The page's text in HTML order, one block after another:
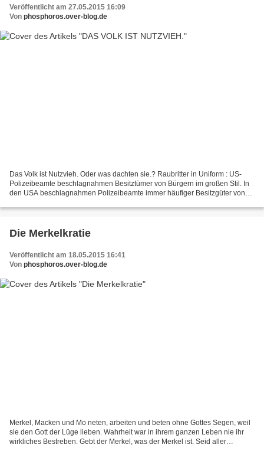
Veröffentlicht am 27.05.2015 16:09
Von phosphoros.over-blog.de
Das Volk ist Nutzvieh. Oder was dachten sie.? Raubritter in Uniform : US-
Polizeibeamte beschlagnahmen Besitztümer von Bürgern im großen Stil. In
den USA beschlagnahmen Polizeibeamte immer häufiger Besitzgüter von
Die Merkelkratie
Veröffentlicht am 18.05.2015 16:41
Von phosphoros.over-blog.de
Merkel, Macken und Mo neten, arbeiten und beten ohne Gottes Segen, weil
sie den Gott der Lüge lieben. Wahrheit war in ihrem ganzen Leben nie ihr
wirkliches Bestreben. Gebt der Merkel, was der Merkel ist. Seid aller